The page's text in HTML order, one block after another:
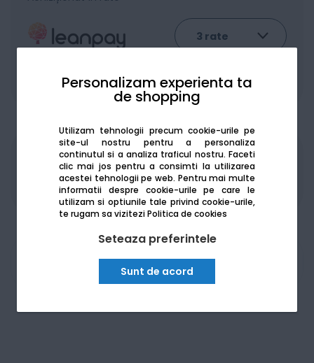
Personalizam experienta ta
de shopping
Utilizam tehnologii precum cookie-urile pe
site-ul nostru pentru a personaliza
continutul si a analiza traficul nostru. Faceti
clic mai jos pentru a consimti la utilizarea
acestei tehnologii pe web. Pentru mai multe
informatii despre cookie-urile pe care le
utilizam si optiunile tale privind cookie-urile,
te rugam sa viziteziPolitica de cookies
Seteaza preferintele
Sunt de acord
510.92Lei / lună Vezi detalii
Produsele sunt disponibile pe platforma de
achizitii publiceSEAP/SICAP
Am nevoie de ajutor